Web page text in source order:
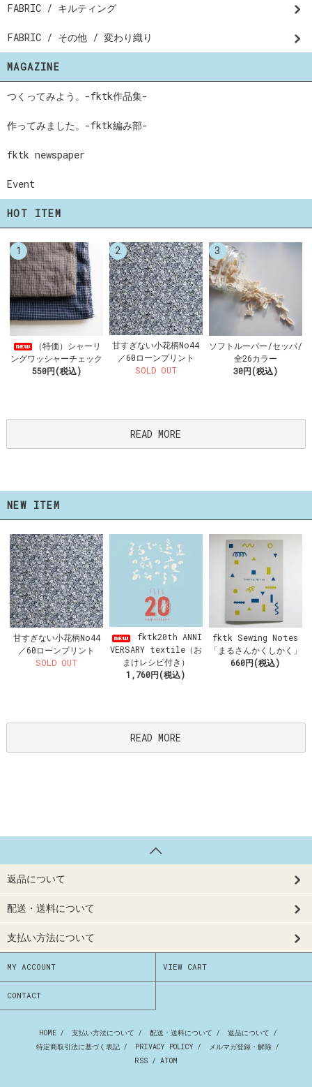
FABRIC / キルティング
FABRIC / その他 / 変わり織り
MAGAZINE
つくってみよう。-fktk作品集-
作ってみました。-fktk編み部-
fktk newspaper
Event
HOT ITEM
1
（特価）シャーリ
ングワッシャーチェック
550円(税込)
2
甘すぎない小花柄No44
／60ローンプリント
SOLD OUT
3
ソフトルーパー/セッパ/
全26カラー
30円(税込)
READ MORE
NEW ITEM
甘すぎない小花柄No44
／60ローンプリント
SOLD OUT
fktk20th ANNI
VERSARY textile（お
まけレシピ付き）
1,760円(税込)
fktk Sewing Notes
「まるさんかくしかく」
660円(税込)
READ MORE
返品について
配送・送料について
支払い方法について
MY ACCOUNT VIEW CART
CONTACT
HOME / 支払い方法について / 配送・送料について / 返品について /
特定商取引法に基づく表記 / PRIVACY POLICY / メルマガ登録・解除 /
RSS / ATOM